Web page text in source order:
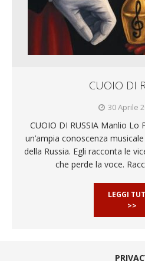
CUOIO DI
30 Aprile
CUOIO DI RUSSIA Manlio Lo
un’ampia conoscenza
della Russia. Egli racconta le
che perde la voce.
LEGGI
>>